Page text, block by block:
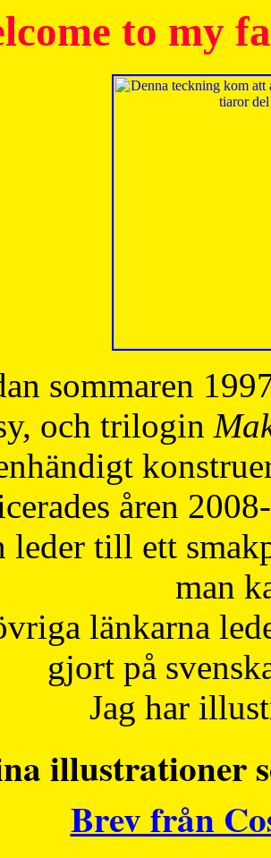
to my
sommaren
och trilogin
åren
leder till ett
man
länkarna
gjort på
Jag har
illustrationer
Brev från